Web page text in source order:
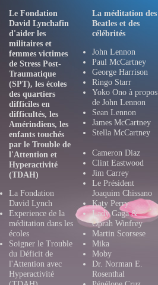
Le Fondation
David Lynchafin
d'aider les
militaires et
femmes victimes
de Stress Post-
Traumatique
(SPT), les écoles
des quartiers
difficiles en
difficultés, les
Amérindiens, les
enfants touchés
par le Trouble de
l'Attention et
Hyperactivité
(TDAH)
La Fondation
David Lynch
Experience de la
méditation dans les
écoles
Soigner le Trouble
du Déficit de
l'Attention avec
Hyperactivité
La méditation des
Beatles et des
célébrités
John Lennon
Paul McCartney
George Harrison
Ringo Starr
Yoko Ono à propos
de John Lennon
Sean Lennon
James McCartney
Stella McCartney
Cameron Diaz
Clint Eastwood
Jim Carrey
Le Président
Joaquim Chissano
Katy Perry
Lady Gaga &
Oprah Winfrey
Martin Scorsese
Mika
Moby
Dr. Norman E.
Rosenthal